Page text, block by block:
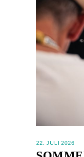
22. JULI 2026